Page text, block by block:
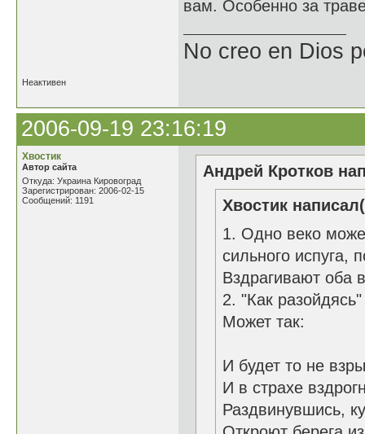
вам. Особенно за
No creo en Dios
Неактивен
2006-09-19 23:16:19
Хвостик
Автор сайта
Откуда: Украина Кировоград
Зарегистрирован: 2006-02-15
Сообщений: 1191
Андрей Кротков
Хвостик
1. Одно веко
сильного испуга,
Вздрагивают оба
2. "Как
Может так:
И будет то не
И в страхе
Раздвинувшись,